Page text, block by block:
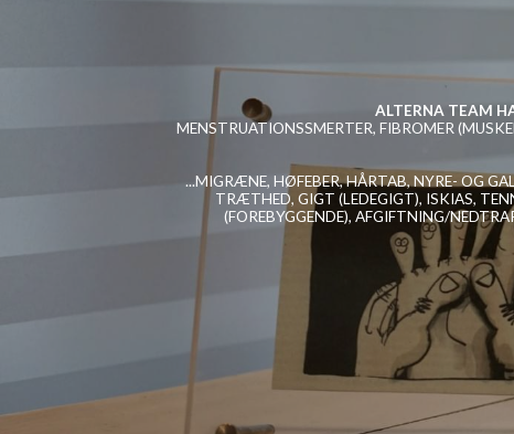
ALTERNA TEAM
MENSTRUATIONSSMERTER, FIBROMER
...MIGRÆNE, HØFEBER, HÅRTAB, NYRE- OG
TRÆTHED, GIGT (LEDEGIGT), ISKIAS,
(FOREBYGGENDE), AFGIFTNING/